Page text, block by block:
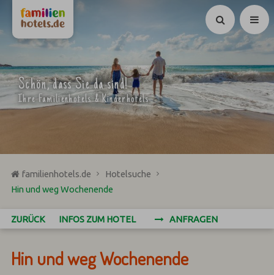
Suchen
Schön, dass Sie da sind!
Ihre Familienhotels & Kinderhotels
familienhotels.de
Hotelsuche
Hin und weg Wochenende
ZURÜCK INFOS ZUM HOTEL ANFRAGEN
Hin und weg Wochenende